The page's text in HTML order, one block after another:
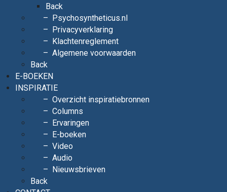
Back
Psychosyntheticus.nl
Privacyverklaring
Klachtenreglement
Algemene voorwaarden
Back
E-BOEKEN
INSPIRATIE
Overzicht inspiratiebronnen
Columns
Ervaringen
E-boeken
Video
Audio
Nieuwsbrieven
Back